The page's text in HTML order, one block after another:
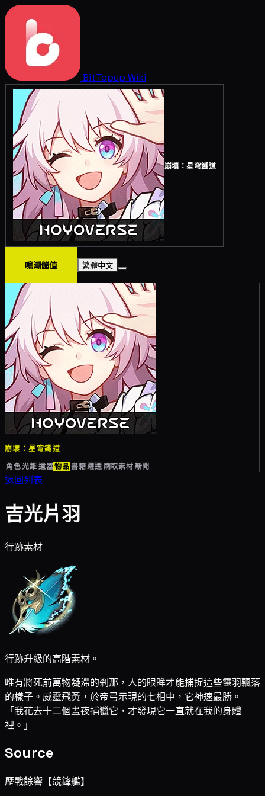
BitTopup Wiki
崩壞：星穹鐵道
鳴潮儲值 繁體中文
崩壞：星穹鐵道
角色光錐遺器物品書籍躍遷刷取素材新聞
返回列表
吉光片羽
行跡素材
行跡升級的高階素材。
唯有將死前萬物凝滯的剎那，人的眼眸才能捕捉這些靈羽飄落
的樣子。威靈飛黃，於帝弓示現的七相中，它神速最勝。
「我花去十二個晝夜捕獵它，才發現它一直就在我的身體
裡。」
Source
歷戰餘響【競鋒艦】